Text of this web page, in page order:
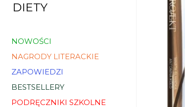
DIETY
NOWOŚCI
NAGRODY LITERACKIE
ZAPOWIEDZI
BESTSELLERY
PODRĘCZNIKI SZKOLNE